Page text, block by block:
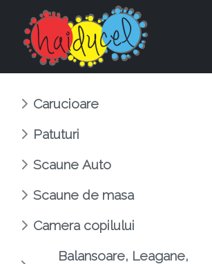
Carucioare
Patuturi
Scaune Auto
Scaune de masa
Camera copilului
Balansoare, Leagane,